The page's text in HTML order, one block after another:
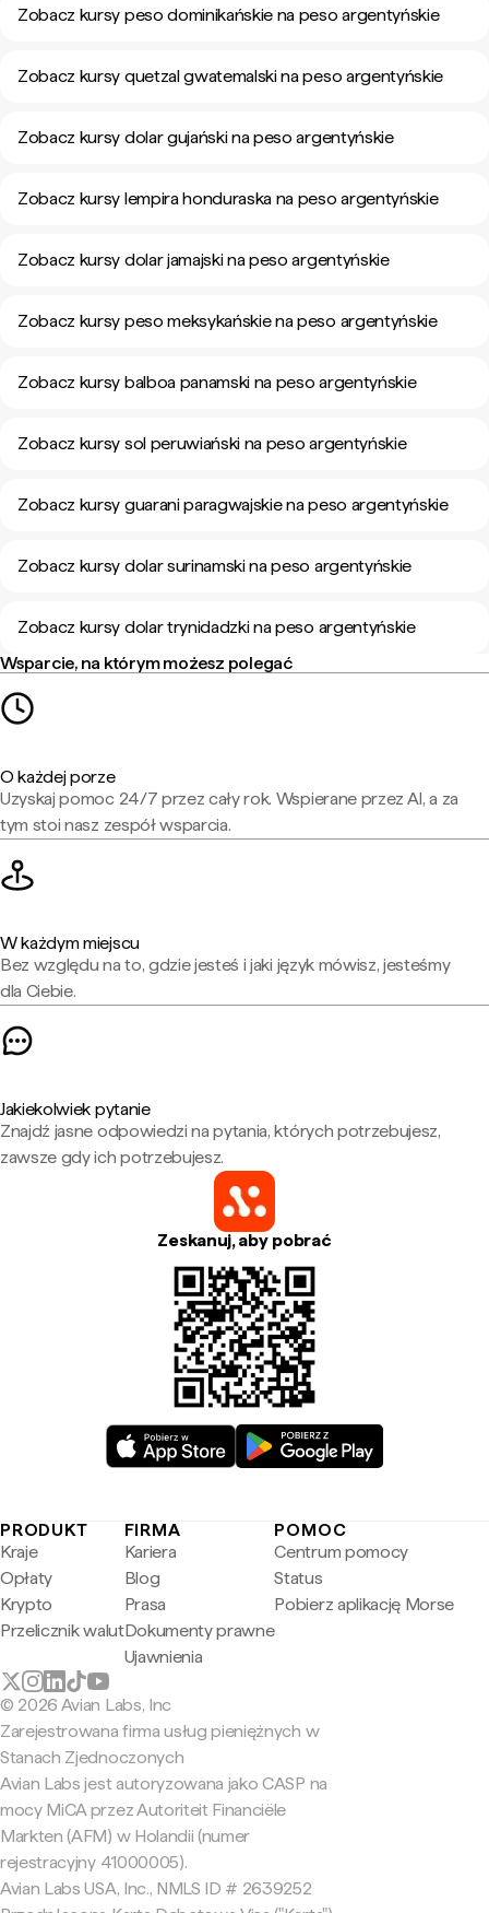
Zobacz kursy peso dominikańskie na peso argentyńskie
Zobacz kursy quetzal gwatemalski na peso argentyńskie
Zobacz kursy dolar gujański na peso argentyńskie
Zobacz kursy lempira honduraska na peso argentyńskie
Zobacz kursy dolar jamajski na peso argentyńskie
Zobacz kursy peso meksykańskie na peso argentyńskie
Zobacz kursy balboa panamski na peso argentyńskie
Zobacz kursy sol peruwiański na peso argentyńskie
Zobacz kursy guarani paragwajskie na peso argentyńskie
Zobacz kursy dolar surinamski na peso argentyńskie
Zobacz kursy dolar trynidadzki na peso argentyńskie
Wsparcie, na którym możesz polegać
O każdej porze
Uzyskaj pomoc 24/7 przez cały rok. Wspierane przez AI, a za
tym stoi nasz zespół wsparcia.
W każdym miejscu
Bez względu na to, gdzie jesteś i jaki język mówisz, jesteśmy
dla Ciebie.
Jakiekolwiek pytanie
Znajdź jasne odpowiedzi na pytania, których potrzebujesz,
zawsze gdy ich potrzebujesz.
Zeskanuj, aby pobrać
PRODUKT
Kraje
Opłaty
Krypto
Przelicznik walut
FIRMA
Kariera
Blog
Prasa
Dokumenty prawne
Ujawnienia
POMOC
Centrum pomocy
Status
Pobierz aplikację Morse
© 2026 Avian Labs, Inc
Zarejestrowana firma usług pieniężnych w
Stanach Zjednoczonych
Avian Labs jest autoryzowana jako CASP na
mocy MiCA przez Autoriteit Financiële
Markten (AFM) w Holandii (numer
rejestracyjny 41000005).
Avian Labs USA, Inc., NMLS ID # 2639252